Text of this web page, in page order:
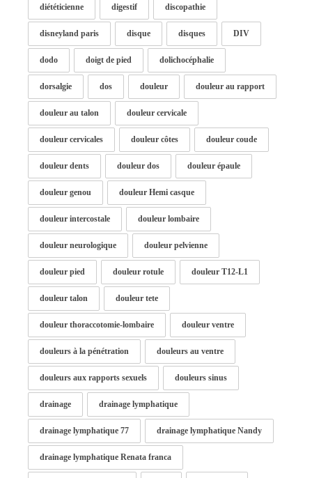
diététicienne digestif discopathie
disneyland paris disque disques DIV
dodo doigt de pied dolichocéphalie
dorsalgie dos douleur douleur au rapport
douleur au talon douleur cervicale
douleur cervicales douleur côtes douleur coude
douleur dents douleur dos douleur épaule
douleur genou douleur Hemi casque
douleur intercostale douleur lombaire
douleur neurologique douleur pelvienne
douleur pied douleur rotule douleur T12-L1
douleur talon douleur tete
douleur thoraccotomie-lombaire douleur ventre
douleurs à la pénétration douleurs au ventre
douleurs aux rapports sexuels douleurs sinus
drainage drainage lymphatique
drainage lymphatique 77 drainage lymphatique Nandy
drainage lymphatique Renata franca